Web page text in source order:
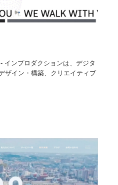
インプロダクションは、デジタ
ザイン・構築、クリエイティブ